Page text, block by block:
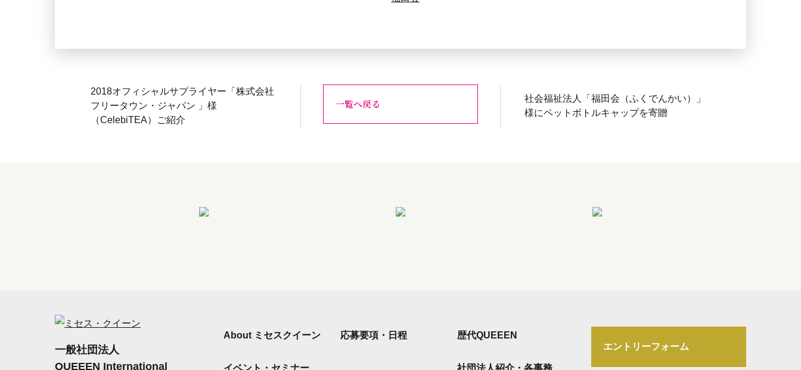
2018オフィシャルサプライヤー「株式会社
フリータウン・ジャパン 」様
（CelebiTEA）ご紹介
社会福祉法人「福田会（ふくでんかい）」
様にペットボトルキャップを寄贈
一覧へ戻る
一般社団法人
QUEEEN International
About ミセスクイーン 応募要項・日程 歴代QUEEEN
エントリーフォーム